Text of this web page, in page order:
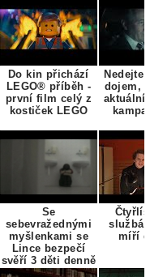
Do kin přichází
LEGO® příběh -
první film celý z
kostiček LEGO
Nedejte
dojem,
aktuální
Se
sebevražednými
myšlenkami se
Lince bezpečí
svěří 3 děti denně
míří